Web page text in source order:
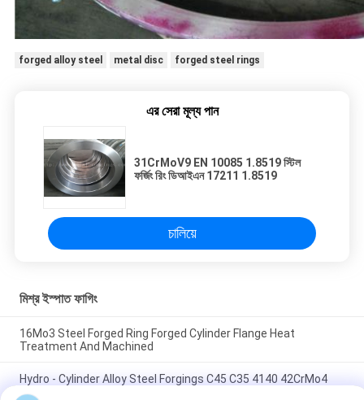
forged alloy steel metal disc forged steel rings
এর সেরা মূল্য পান
31CrMoV9 EN 10085 1.8519 স্টিল
ফর্জিং রিং ডিআইএন 17211 1.8519
চালিয়ে
মিশ্র ইস্পাত ফাগিং
16Mo3 Steel Forged Ring Forged Cylinder Flange Heat
Treatment And Machined
Hydro - Cylinder Alloy Steel Forgings C45 C35 4140 42CrMo4
Heat Treatment Rough Machined